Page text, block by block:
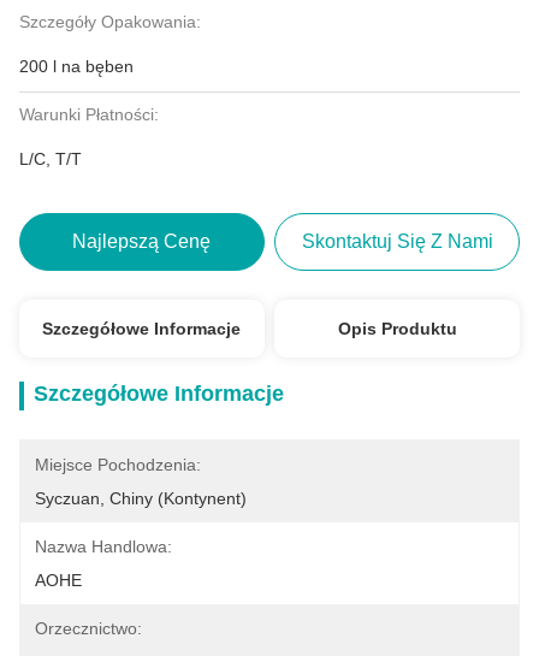
Szczegóły Opakowania:
200 l na bęben
Warunki Płatności:
L/C, T/T
Najlepszą Cenę Skontaktuj Się Z Nami
Szczegółowe Informacje Opis Produktu
Szczegółowe Informacje
Miejsce Pochodzenia:
Syczuan, Chiny (kontynent)
Nazwa Handlowa:
AOHE
Orzecznictwo: